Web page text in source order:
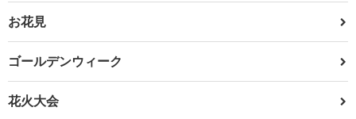
お花見
ゴールデンウィーク
花火大会